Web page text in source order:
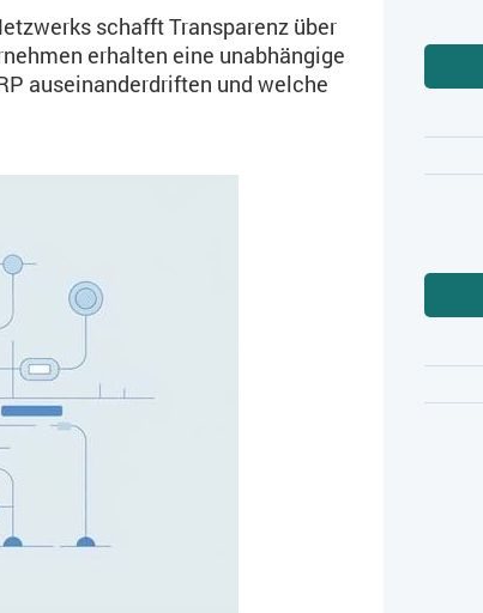
schafft Transparenz über
erhalten eine unabhängige
auseinanderdriften und welche